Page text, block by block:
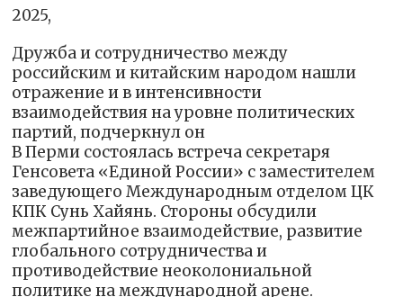
2025,
Дружба и сотрудничество между
российским и китайским народом нашли
отражение и в интенсивности
взаимодействия на уровне политических
партий, подчеркнул он
В Перми состоялась встреча секретаря
Генсовета «Единой России» с заместителем
заведующего Международным отделом ЦК
КПК Сунь Хайянь. Стороны обсудили
межпартийное взаимодействие, развитие
глобального сотрудничества и
противодействие неоколониальной
политике на международной арене.